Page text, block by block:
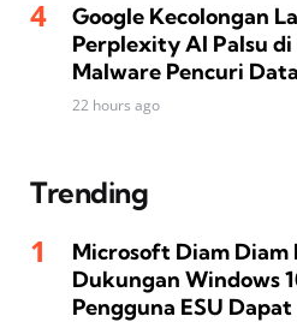
Google Kecolongan
Perplexity AI Palsu
Malware Pencuri Data
22 hours ago
Trending
Microsoft Diam Diam
Dukungan Windows
Pengguna ESU Dapat